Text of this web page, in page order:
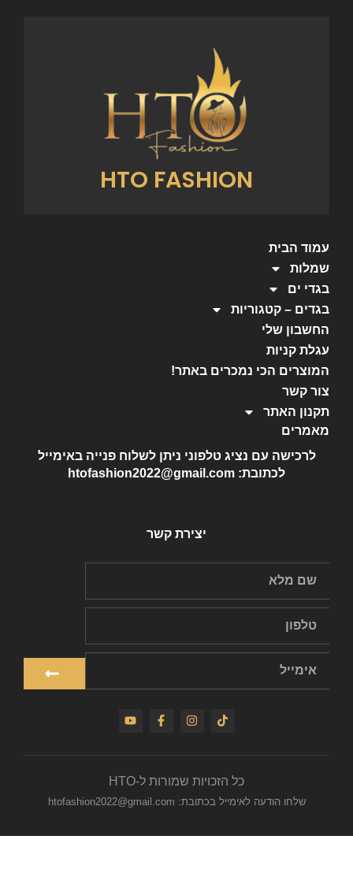
HTO FASHION
עמוד הבית
שמלות
בגדי ים
בגדים – קטגוריות
החשבון שלי
עגלת קניות
המוצרים הכי נמכרים באתר!
צור קשר
תקנון האתר
מאמרים
לרכישה עם נציג טלפוני ניתן לשלוח פנייה באימייל
לכתובת: htofashion2022@gmail.com
יצירת קשר
כל הזכויות שמורות ל-HTO
שלחו הודעה לאימייל בכתובת: htofashion2022@gmail.com